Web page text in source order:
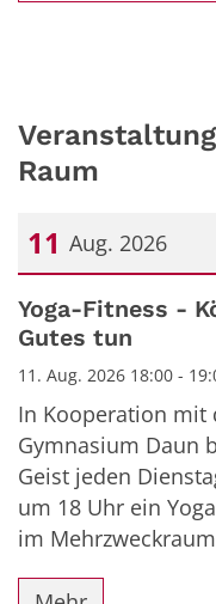
Raum
11 Aug. 2026
Datum: 11. August
Yoga-Fitness -
Gutes tun
11. Aug. 2026 18:00 -
In Kooperation mit
Gymnasium Daun
Geist jeden
um 18 Uhr ein
im